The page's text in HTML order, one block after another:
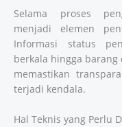
Selama proses
menjadi elemen
Informasi status
berkala hingga
memastikan
terjadi kendala.
Hal Teknis yang Perlu